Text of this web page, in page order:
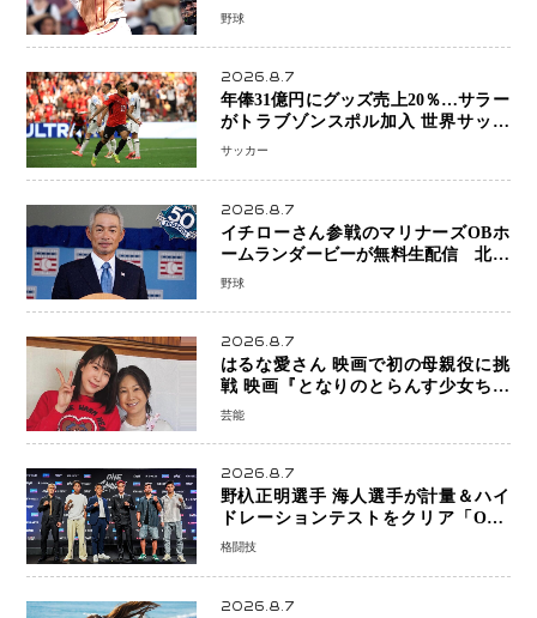
ち 吉田正尚選手も2安打1打点で貢献 4
野球
2026.8.7
年俸31億円にグッズ売上20％…サラー
がトラブゾンスポル加入 世界サッカ
ーは「五大リーグ一強」から新時代へ
サッカー
2026.8.7
イチローさん参戦のマリナーズOBホ
ームランダービーが無料生配信 北米
ならではの“魅せる興行”に世界が注目
野球
2026.8.7
はるな愛さん 映画で初の母親役に挑
戦 映画『となりのとらんす少女ちゃ
ん』11月7日公開 未来の自分との対話
芸能
2026.8.7
野杁正明選手 海人選手が計量＆ハイ
ドレーションテストをクリア「ONE
SAMURAI 2」決戦へ万全の準備整う
格闘技
2026.8.7